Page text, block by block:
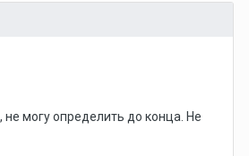
не могу определить до конца. Не